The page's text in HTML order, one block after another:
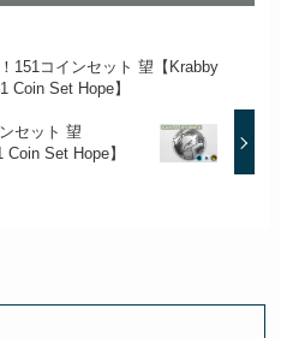
151コインセット 望【Krabby
Coin Set Hope】
セット 望
Coin Set Hope】